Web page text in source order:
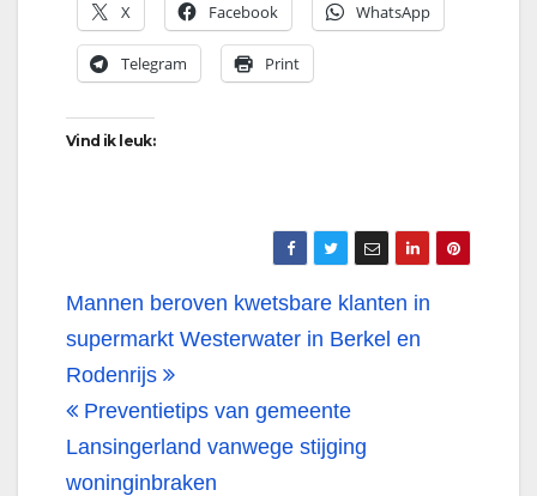
X Facebook WhatsApp
Telegram Print
Vind ik leuk:
Bericht
navigatie
Mannen beroven kwetsbare klanten in
supermarkt Westerwater in Berkel en
Rodenrijs
Preventietips van gemeente
Lansingerland vanwege stijging
woninginbraken